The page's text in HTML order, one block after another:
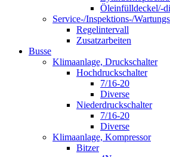
Öleinfülldeckel/-
Service-/Inspektions-/
Regelintervall
Zusatzarbeiten
Busse
Klimaanlage, Druckschalter
Hochdruckschalter
7/16-20
Diverse
Niederdruckschalter
7/16-20
Diverse
Klimaanlage, Kompressor
Bitzer